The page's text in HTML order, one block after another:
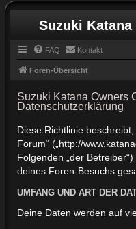
Suzuki
FAQ Kontakt
Foren-Übersicht
Suzuki Katana Owners
Datenschutzerklärung
Diese Richtlinie
Forum“ („http://
Folgenden „der
deines Foren-Besuchs
UMFANG UND ART DER
Deine Daten werden auf